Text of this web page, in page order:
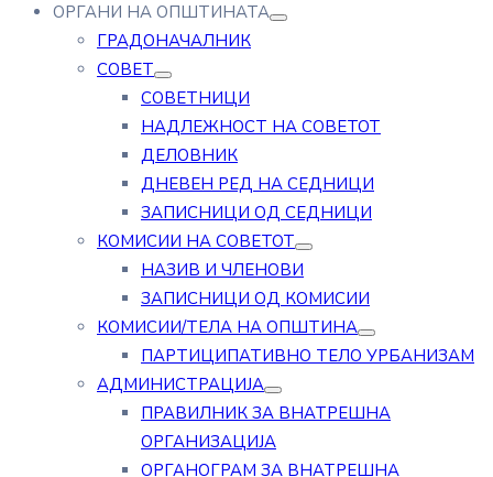
ОРГАНИ НА ОПШТИНАТА
ГРАДОНАЧАЛНИК
СОВЕТ
СОВЕТНИЦИ
НАДЛЕЖНОСТ НА СОВЕТОТ
ДЕЛОВНИК
ДНЕВЕН РЕД НА СЕДНИЦИ
ЗАПИСНИЦИ ОД СЕДНИЦИ
КОМИСИИ НА СОВЕТОТ
НАЗИВ И ЧЛЕНОВИ
ЗАПИСНИЦИ ОД КОМИСИИ
КОМИСИИ/ТЕЛА НА ОПШТИНА
ПАРТИЦИПАТИВНО ТЕЛО УРБАНИЗАМ
АДМИНИСТРАЦИЈА
ПРАВИЛНИК ЗА ВНАТРЕШНА
ОРГАНИЗАЦИЈА
ОРГАНОГРАМ ЗА ВНАТРЕШНА